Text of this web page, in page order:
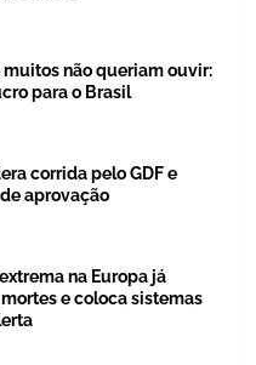
não queriam ouvir:
para o Brasil
corrida pelo GDF e
aprovação
na Europa já
e coloca sistemas